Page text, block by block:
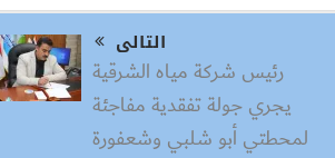
التالى
رئيس شركة مياه الشرقية
يجري جولة تفقدية مفاجئة
لمحطتي أبو شلبي وشعفورة